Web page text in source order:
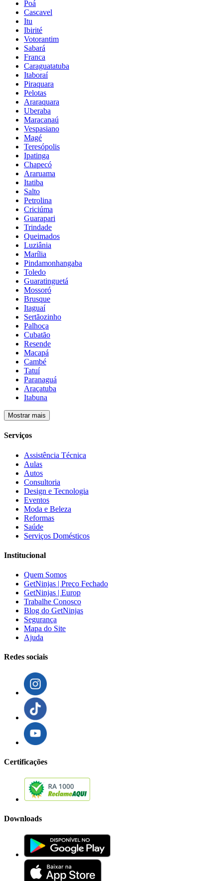
Poá
Cascavel
Itu
Ibirité
Votorantim
Sabará
Franca
Caraguatatuba
Itaboraí
Piraquara
Pelotas
Araraquara
Uberaba
Maracanaú
Vespasiano
Magé
Teresópolis
Ipatinga
Chapecó
Araruama
Itatiba
Salto
Petrolina
Criciúma
Guarapari
Trindade
Queimados
Luziânia
Marília
Pindamonhangaba
Toledo
Guaratinguetá
Mossoró
Brusque
Itaguaí
Sertãozinho
Palhoça
Cubatão
Resende
Macapá
Cambé
Tatuí
Paranaguá
Araçatuba
Itabuna
Mostrar mais
Serviços
Assistência Técnica
Aulas
Autos
Consultoria
Design e Tecnologia
Eventos
Moda e Beleza
Reformas
Saúde
Serviços Domésticos
Institucional
Quem Somos
GetNinjas | Preço Fechado
GetNinjas | Europ
Trabalhe Conosco
Blog do GetNinjas
Segurança
Mapa do Site
Ajuda
Redes sociais
Certificações
Downloads